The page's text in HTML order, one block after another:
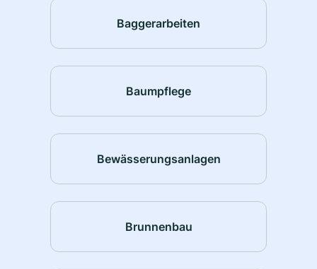
Baggerarbeiten
Baumpflege
Bewässerungsanlagen
Brunnenbau